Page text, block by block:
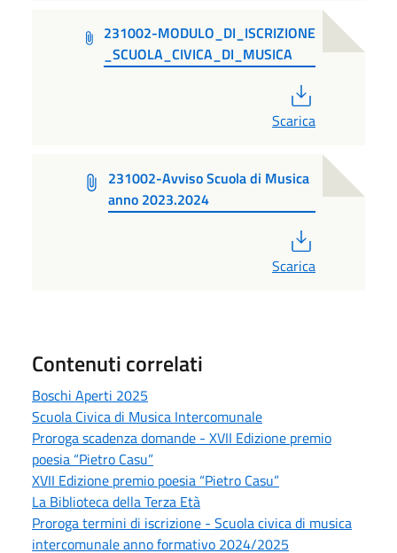
231002-MODULO_DI_ISCRIZIONE
_SCUOLA_CIVICA_DI_MUSICA
Scarica
231002-Avviso Scuola di Musica
anno 2023.2024
Scarica
Contenuti correlati
Boschi Aperti 2025
Scuola Civica di Musica Intercomunale
Proroga scadenza domande - XVII Edizione premio
poesia “Pietro Casu”
XVII Edizione premio poesia “Pietro Casu”
La Biblioteca della Terza Età
Proroga termini di iscrizione - Scuola civica di musica
intercomunale anno formativo 2024/2025